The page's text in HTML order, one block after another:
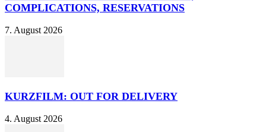
COMPLICATIONS, RESERVATIONS
7. August 2026
KURZFILM: OUT FOR DELIVERY
4. August 2026